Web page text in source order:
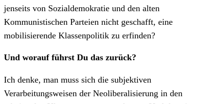
jenseits von Sozialdemokratie und den alten
Kommunistischen Parteien nicht geschafft, eine
mobilisierende Klassenpolitik zu erfinden?
Und worauf führst Du das zurück?
Ich denke, man muss sich die subjektiven
Verarbeitungsweisen der Neoliberalisierung in den